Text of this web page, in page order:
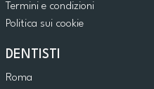
Termini e condizioni
Politica sui cookie
DENTISTI
Roma